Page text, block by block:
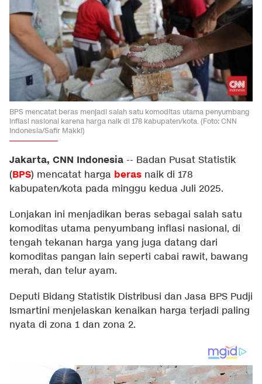
BPS mencatat beras menjadi salah satu komoditas utama penyumbang
inflasi nasional karena harga naik di 178 kabupaten/kota. (Foto: CNN
Indonesia/Safir Makki)
Jakarta, CNN Indonesia -- Badan Pusat Statistik
(BPS) mencatat harga beras naik di 178
kabupaten/kota pada minggu kedua Juli 2025.
Lonjakan ini menjadikan beras sebagai salah satu
komoditas utama penyumbang inflasi nasional, di
tengah tekanan harga yang juga datang dari
komoditas pangan lain seperti cabai rawit, bawang
merah, dan telur ayam.
Deputi Bidang Statistik Distribusi dan Jasa BPS Pudji
Ismartini menjelaskan kenaikan harga terjadi paling
nyata di zona 1 dan zona 2.